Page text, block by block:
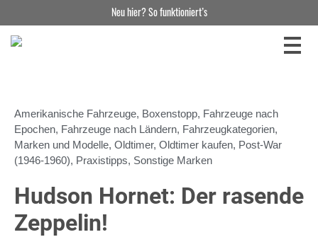
Amerikanische Fahrzeuge, Boxenstopp, Fahrzeuge nach
Epochen, Fahrzeuge nach Ländern, Fahrzeugkategorien,
Marken und Modelle, Oldtimer, Oldtimer kaufen, Post-War
(1946-1960), Praxistipps, Sonstige Marken
Hudson Hornet: Der rasende
Zeppelin!
Neu hier? So funktioniert’s